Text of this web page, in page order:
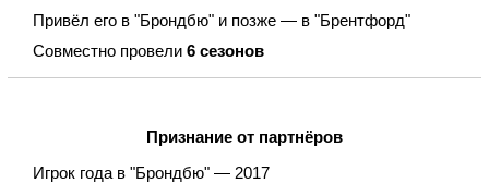
Привёл его в "Брондбю" и позже — в "Брентфорд"
Совместно провели 6 сезонов
Признание от партнёров
Игрок года в "Брондбю" — 2017